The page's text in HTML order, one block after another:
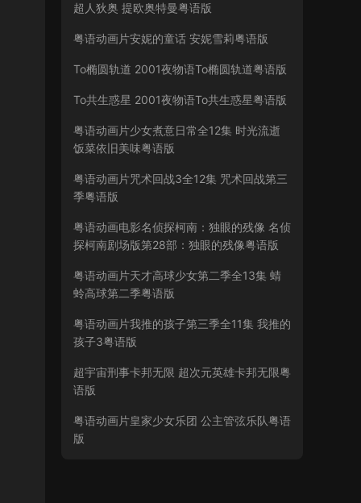
超人狄奥 提欧奥特曼粤语版
粤语动画片安妮的童话 安妮雪莉粤语版
To椭圆轨道 2001夜物语To椭圆轨道粤语版
To共生惑星 2001夜物语To共生惑星粤语版
粤语动画片少女煮意日常全12集 时光流逝
饭菜依旧美味粤语版
粤语动画片咒术回战3全12集 咒术回战第三
季粤语版
粤语动画电影名侦探柯南：独眼的残像 名侦
探柯南剧场版第28部：独眼的残像粤语版
粤语动画片天才高球少女第二季全13集 蜻
蛉高球第二季粤语版
粤语动画片我推的孩子第三季全11集 我推的
孩子3粤语版
超宇宙刑事卡邦无限 超次元英雄卡邦无限粤
语版
粤语动画片皇家少女乐团 公主管弦乐队粤语
版